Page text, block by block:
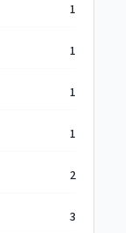
1
1
1
1
2
3